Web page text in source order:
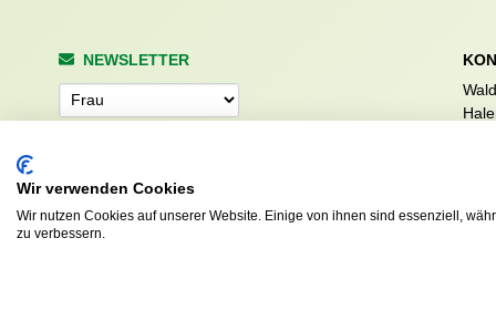
NEWSLETTER
Anrede
sv.de
Wir verwenden Cookies
Wir nutzen Cookies auf unserer Website. Einige von ihnen sind essenziell,
zu verbessern.